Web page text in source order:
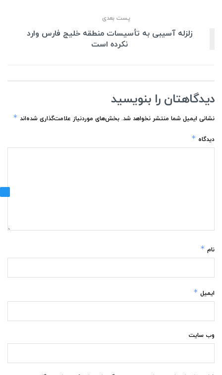
پست بعدی
زلزله آسیبی به تأسیسات منطقه خلیج فارس وارد
نکرده است
دیدگاهتان را بنویسید
نشانی ایمیل شما منتشر نخواهد شد. بخش‌های موردنیاز علامت‌گذاری شده‌اند *
دیدگاه *
نام *
ایمیل *
وب‌ سایت